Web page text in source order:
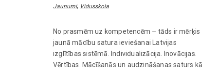
Jaunumi, Vidusskola
No prasmēm uz kompetencēm – tāds ir mērķis
jaunā mācību satura ieviešanai Latvijas
izglītības sistēmā. Individualizācija. Inovācijas.
Vērtības. Mācīšanās un audzināšanas saturs kā